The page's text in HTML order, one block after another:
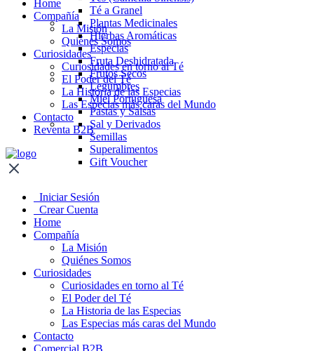
Té a Granel
Plantas Medicinales
Hierbas Aromáticas
Especias
Fruta Deshidratada
Frutos Secos
Legumbres
Miel Portuguesa
Pastas y Salsas
Sal y Derivados
Semillas
Superalimentos
Gift Voucher
Home
Compañía
La Misión
Quiénes Somos
Curiosidades
Curiosidades en torno al Té
El Poder del Té
La Historia de las Especias
Las Especias más caras del Mundo
Contacto
Reventa B2B
Iniciar Sesión
Crear Cuenta
Home
Compañía
La Misión
Quiénes Somos
Curiosidades
Curiosidades en torno al Té
El Poder del Té
La Historia de las Especias
Las Especias más caras del Mundo
Contacto
Comercial B2B